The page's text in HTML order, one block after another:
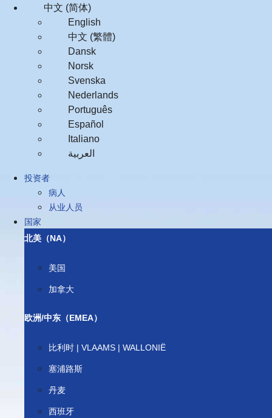
中文 (简体)
English
中文 (繁體)
Dansk
Norsk
Svenska
Nederlands
Português
Español
Italiano
العربية‏
投资者
病人
从业人员
国家
北美（NA）
美国
加拿大
欧洲/中东（EMEA）
比利时 | VLAAMS | WALLONIË
塞浦路斯
丹麦
西班牙